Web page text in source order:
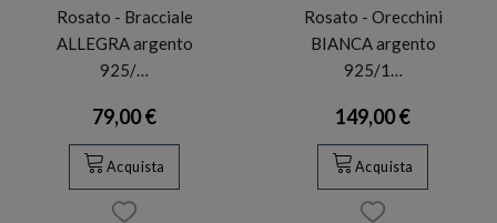
Rosato - Bracciale
ALLEGRA argento
925/…
79,00 €
Acquista
Rosato - Orecchini
BIANCA argento
925/1…
149,00 €
Acquista